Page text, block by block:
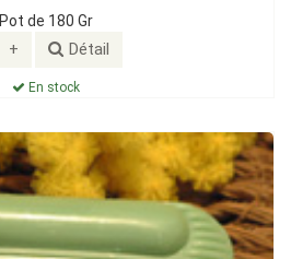
Pot de 180 Gr
+ Détail
En stock